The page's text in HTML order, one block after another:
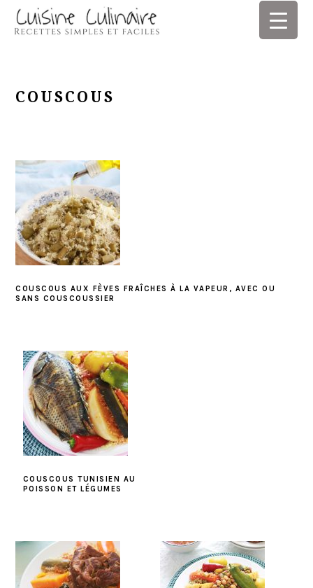
Skip
Skip
Skip
Skip
COUSCOUS
COUSCOUS AUX FÈVES FRAÎCHES À LA VAPEUR, AVEC OU
SANS COUSCOUSSIER
COUSCOUS TUNISIEN AU
POISSON ET LÉGUMES